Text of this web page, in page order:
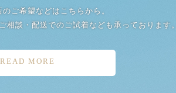
ご希望などはこちらから。
談・配送でのご試着なども承っております。
READ MORE